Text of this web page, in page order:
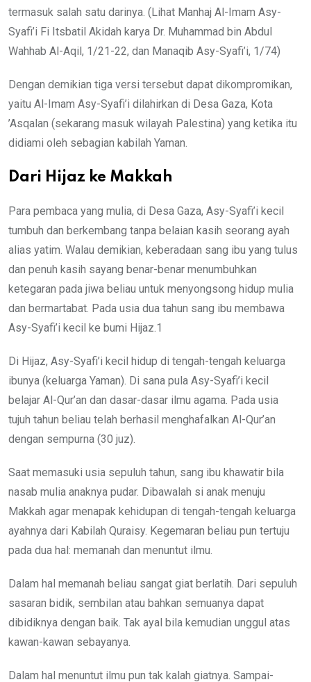
termasuk salah satu darinya. (Lihat Manhaj Al-Imam Asy-
Syafi’i Fi Itsbatil Akidah karya Dr. Muhammad bin Abdul
Wahhab Al-Aqil, 1/21-22, dan Manaqib Asy-Syafi’i, 1/74)
Dengan demikian tiga versi tersebut dapat dikompromikan,
yaitu Al-Imam Asy-Syafi’i dilahirkan di Desa Gaza, Kota
’Asqalan (sekarang masuk wilayah Palestina) yang ketika itu
didiami oleh sebagian kabilah Yaman.
Dari Hijaz ke Makkah
Para pembaca yang mulia, di Desa Gaza, Asy-Syafi’i kecil
tumbuh dan berkembang tanpa belaian kasih seorang ayah
alias yatim. Walau demikian, keberadaan sang ibu yang tulus
dan penuh kasih sayang benar-benar menumbuhkan
ketegaran pada jiwa beliau untuk menyongsong hidup mulia
dan bermartabat. Pada usia dua tahun sang ibu membawa
Asy-Syafi’i kecil ke bumi Hijaz.1
Di Hijaz, Asy-Syafi’i kecil hidup di tengah-tengah keluarga
ibunya (keluarga Yaman). Di sana pula Asy-Syafi’i kecil
belajar Al-Qur’an dan dasar-dasar ilmu agama. Pada usia
tujuh tahun beliau telah berhasil menghafalkan Al-Qur’an
dengan sempurna (30 juz).
Saat memasuki usia sepuluh tahun, sang ibu khawatir bila
nasab mulia anaknya pudar. Dibawalah si anak menuju
Makkah agar menapak kehidupan di tengah-tengah keluarga
ayahnya dari Kabilah Quraisy. Kegemaran beliau pun tertuju
pada dua hal: memanah dan menuntut ilmu.
Dalam hal memanah beliau sangat giat berlatih. Dari sepuluh
sasaran bidik, sembilan atau bahkan semuanya dapat
dibidiknya dengan baik. Tak ayal bila kemudian unggul atas
kawan-kawan sebayanya.
Dalam hal menuntut ilmu pun tak kalah giatnya. Sampai-